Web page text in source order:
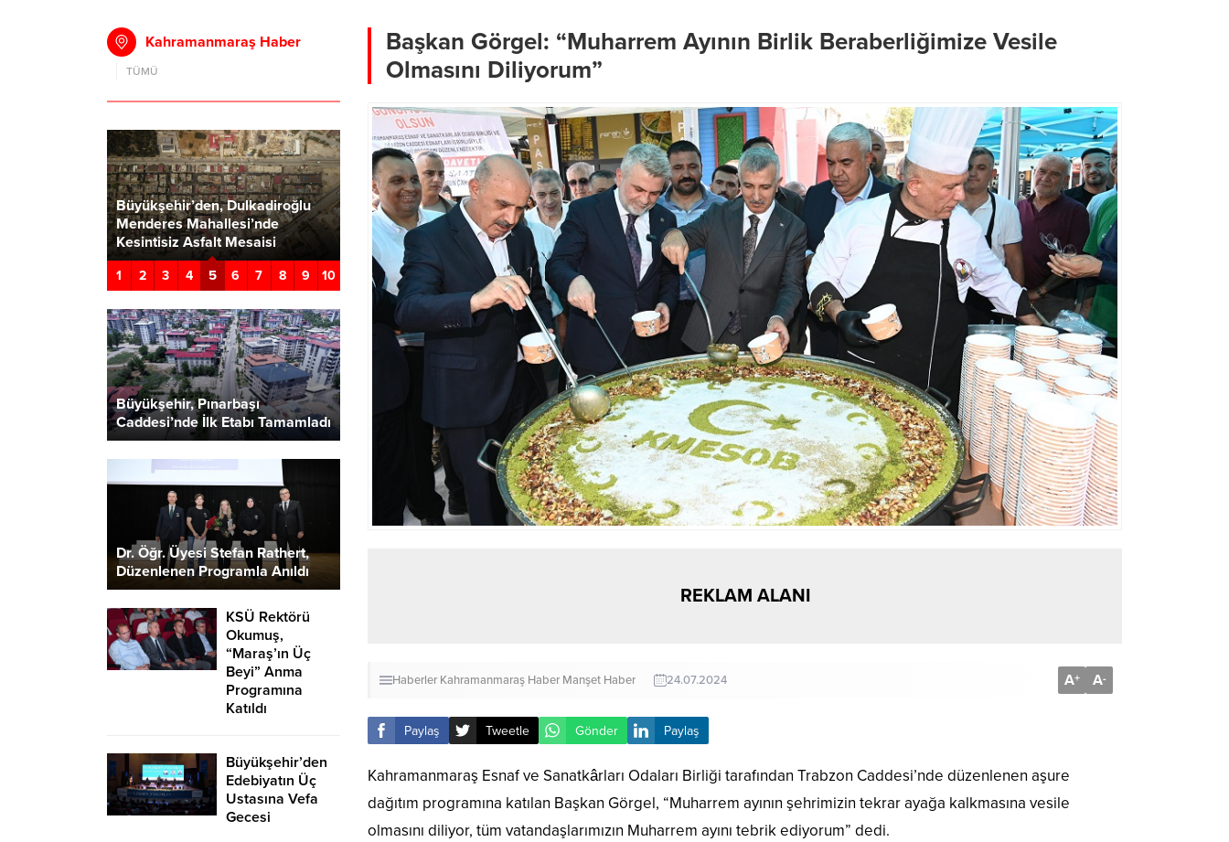
Başkan Görgel: “Muharrem Ayının Birlik Beraberliğimize Vesile
Olmasını Diliyorum”
REKLAM ALANI
Haberler Kahramanmaraş Haber Manşet Haber 24.07.2024 A+ A-
Paylaş Tweetle Gönder Paylaş
Kahramanmaraş Esnaf ve Sanatkârları Odaları Birliği tarafından Trabzon Caddesi’nde düzenlenen aşure
dağıtım programına katılan Başkan Görgel, “Muharrem ayının şehrimizin tekrar ayağa kalkmasına vesile
olmasını diliyor, tüm vatandaşlarımızın Muharrem ayını tebrik ediyorum” dedi.
Kahramanmaraş Haber
TÜMÜ
Büyükşehir’den, Dulkadiroğlu
Menderes Mahallesi’nde
Kesintisiz Asfalt Mesaisi
Büyükşehir’den LGS Günü
Öğrenci ve Velilere Tam Destek
Şehrin Ulaşım Geleceği UKOME
Toplantısında Ele Alındı
Başkan Görgel, Bakan Güler’i
Makamında Ağırladı
Büyükşehir, Elbistan Hacı
Efendi Caddesi’nde
Dönüşümü Başlattı
1 2 3 4 5 6 7 8 9 10
Büyükşehir, Pınarbaşı
Caddesi’nde İlk Etabı Tamamladı
Dr. Öğr. Üyesi Stefan Rathert,
Düzenlenen Programla Anıldı
KSÜ Rektörü
Okumuş,
“Maraş’ın Üç
Beyi” Anma
Programına
Katıldı
Büyükşehir’den
Edebiyatın Üç
Ustasına Vefa
Gecesi